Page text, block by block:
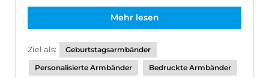
Mehr lesen
Ziel als:
Geburtstagsarmbänder
Personalisierte Armbänder
Bedruckte Armbänder